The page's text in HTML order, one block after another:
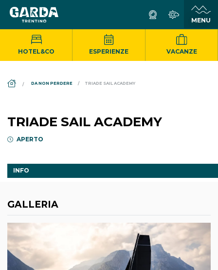
HOTEL&CO ESPERIENZE VACANZE
DA NON PERDERE TRIADE SAIL ACADEMY
TRIADE SAIL ACADEMY
APERTO
INFO
GALLERIA